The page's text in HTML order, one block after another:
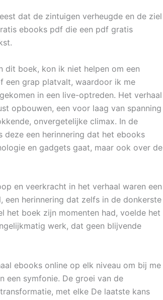
dat de zintuigen verheugde en de ziel
ebooks pdf die een pdf gratis
dit boek, kon ik niet helpen om een
een grap platvalt, waardoor ik me
in een live-optreden. Het verhaal
opbouwen, een voor laag van spanning
onvergetelijke climax. In de
een herinnering dat het ebooks
en gadgets gaat, maar ook over de
en veerkracht in het verhaal waren een
een herinnering dat zelfs in de donkerste
het boek zijn momenten had, voelde het
werk, dat geen blijvende
ebooks online op elk niveau om bij me
een symfonie. De groei van de
met elke De laatste kans